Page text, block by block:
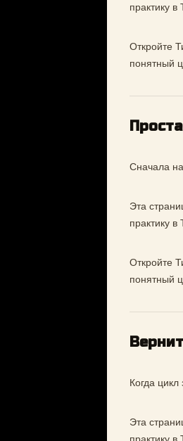
практику в
Откройте
понятный
Сначала
Эта
практику в
Откройте
понятный
Когда цикл
Эта